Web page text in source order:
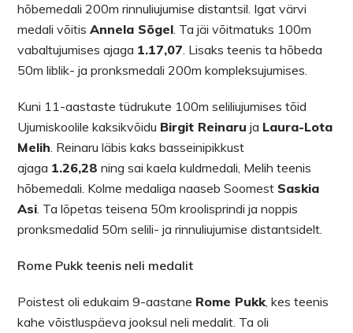
hõbemedali 200m rinnuliujumise distantsil. Igat värvi
medali võitisAnnela Sõgel . Ta jäi võitmatuks 100m
vabaltujumises ajaga 1.17,07 . Lisaks teenis ta hõbeda
50m liblik- ja pronksmedali 200m kompleksujumises.
Kuni 11-aastaste tüdrukute 100m seliliujumises tõid
Ujumiskoolile kaksikvõidu Birgit Reinaru ja Laura-Lota
Melih . Reinaru läbis kaks basseinipikkust
ajaga 1.26,28 ning sai kaela kuldmedali, Melih teenis
hõbemedali. Kolme medaliga naaseb Soomest Saskia
Asi . Ta lõpetas teisena 50m kroolisprindi ja noppis
pronksmedalid 50m selili- ja rinnuliujumise distantsidelt.
Rome Pukk teenis neli medalit
Poistest oli edukaim 9-aastane Rome Pukk , kes teenis
kahe võistluspäeva jooksul neli medalit. Ta oli